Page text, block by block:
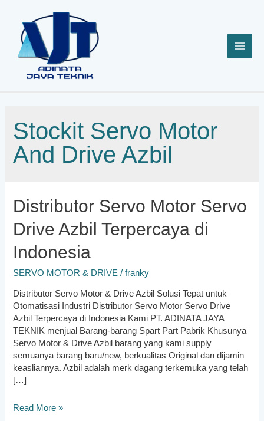
konten
Stockit Servo Motor
And Drive Azbil
Distributor Servo Motor Servo
Drive Azbil Terpercaya di
Indonesia
SERVO MOTOR & DRIVE /franky
Distributor Servo Motor & Drive Azbil Solusi Tepat untuk
Otomatisasi Industri Distributor Servo Motor Servo Drive
Azbil Terpercaya di Indonesia Kami PT. ADINATA JAYA
TEKNIK menjual Barang-barang Spart Part Pabrik Khusunya
Servo Motor & Drive Azbil barang yang kami supply
semuanya barang baru/new, berkualitas Original dan dijamin
keasliannya. Azbil adalah merk dagang terkemuka yang telah
[…]
Distributor
Read More »